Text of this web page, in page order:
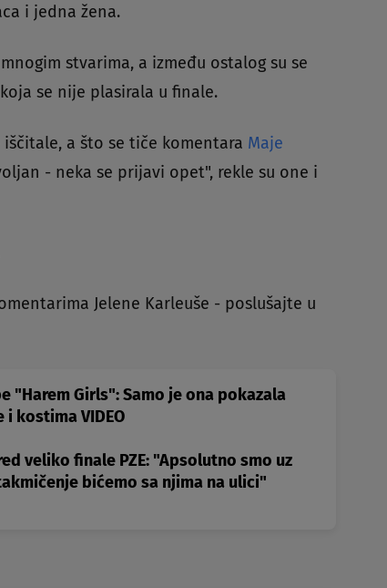
i jedna žena.
stvarima, a između ostalog su se
se nije plasirala u finale.
iščitale, a što se tiče komentara Maje
- neka se prijavi opet", rekle su one i
Jelene Karleuše - poslušajte u
"Harem Girls": Samo je ona pokazala
i kostima VIDEO
veliko finale PZE: "Apsolutno smo uz
bićemo sa njima na ulici"